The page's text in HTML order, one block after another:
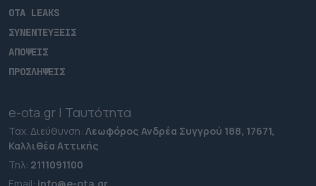
OTA LEAKS
ΣΥΝΕΝΤΕΥΞΕΙΣ
ΑΠΟΨΕΙΣ
ΠΡΟΣΛΗΨΕΙΣ
e-ota.gr | Ταυτότητα
Ταχ. Διεύθυνση: Λεωφόρος Ανδρέα Συγγρού 188, 17671,
Καλλιθέα Αττικής
Τηλ: 2111091100